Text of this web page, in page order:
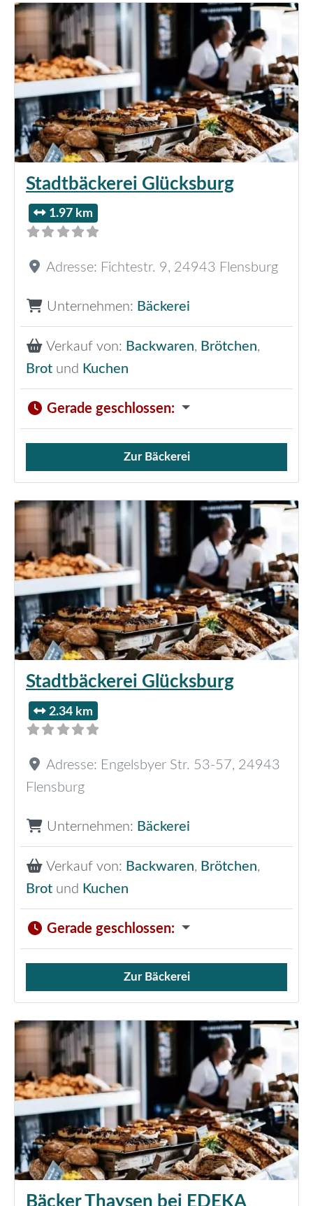
Stadtbäckerei Glücksburg
1.97 km
Adresse: Fichtestr. 9, 24943 Flensburg
Unternehmen: Bäckerei
Verkauf von: Backwaren, Brötchen,
Brot und Kuchen
Gerade geschlossen:
Verkauf von Brötchen,
Zur Bäckerei
Stadtbäckerei Glücksburg
2.34 km
Adresse: Engelsbyer Str. 53-57, 24943
Flensburg
Unternehmen: Bäckerei
Verkauf von: Backwaren, Brötchen,
Brot und Kuchen
Gerade geschlossen:
Verkauf von Brötchen,
Zur Bäckerei
Bäcker Thaysen bei EDEKA